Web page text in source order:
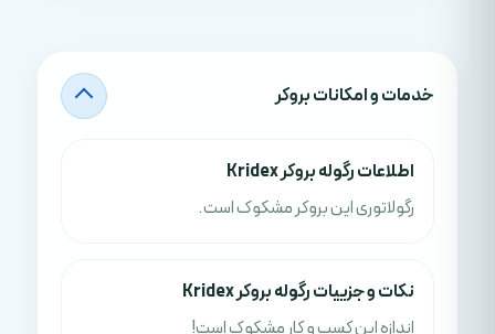
خدمات و امکانات بروکر
اطلاعات رگوله بروکر Kridex
رگولاتوری این بروکر مشکوک است.
نکات و جزييات رگوله بروکر Kridex
اندازه این کسب و کار مشکوک است!